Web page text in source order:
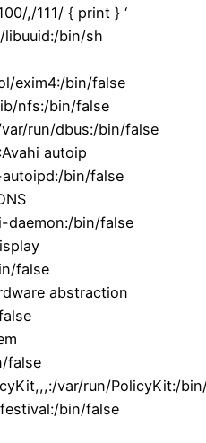
,/111/ { print } ‘
libuuid:/bin/sh
exim4:/bin/false
nfs:/bin/false
var/run/dbus:/bin/false
autoip
bin/false
daemon:/bin/false
false
abstraction
false
var/run/PolicyKit:/
bin/false